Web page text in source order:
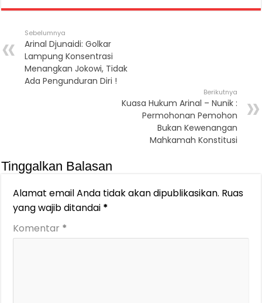
Sebelumnya
Arinal Djunaidi: Golkar
Lampung Konsentrasi
Menangkan Jokowi, Tidak
Ada Pengunduran Diri !
Berikutnya
Kuasa Hukum Arinal – Nunik :
Permohonan Pemohon
Bukan Kewenangan
Mahkamah Konstitusi
Tinggalkan Balasan
Alamat email Anda tidak akan dipublikasikan. Ruas
yang wajib ditandai *
Komentar *